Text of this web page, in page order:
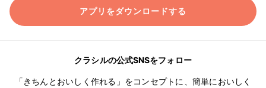
アプリをダウンロードする
クラシルの公式SNSをフォロー
「きちんとおいしく作れる」をコンセプトに、簡単においしく